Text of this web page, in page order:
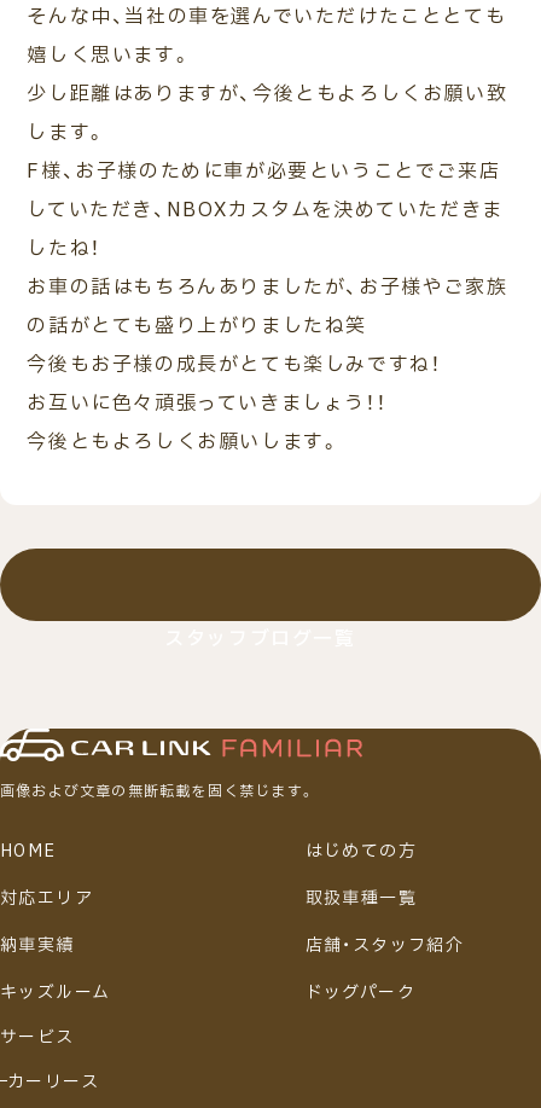
そんな中、当社の車を選んでいただけたこととても
嬉しく思います。
少し距離はありますが、今後ともよろしくお願い致
します。
F様、お子様のために車が必要ということでご来店
していただき、NBOXカスタムを決めていただきま
したね！
お車の話はもちろんありましたが、お子様やご家族
の話がとても盛り上がりましたね笑
今後もお子様の成長がとても楽しみですね！
お互いに色々頑張っていきましょう！！
今後ともよろしくお願いします。
画像および文章の無断転載を固く禁じます。
HOME
はじめての方
対応エリア
取扱車種一覧
納車実績
店舗・スタッフ紹介
キッズルーム
ドッグパーク
サービス
カーリース